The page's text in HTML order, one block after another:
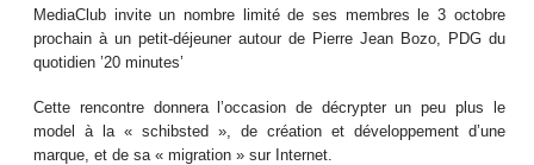
MediaClub invite un nombre limité de ses membres le 3 octobre
prochain à un petit-déjeuner autour de Pierre Jean Bozo, PDG du
quotidien ’20 minutes’
Cette rencontre donnera l’occasion de décrypter un peu plus le
model à la « schibsted », de création et développement d’une
marque, et de sa « migration » sur Internet.